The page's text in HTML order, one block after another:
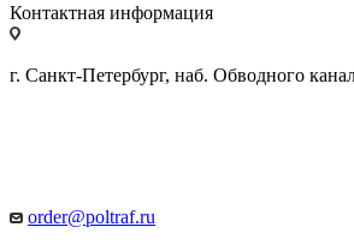
Контактная информация
г. Санкт-Петербург, наб. Обводного
order@poltraf.ru